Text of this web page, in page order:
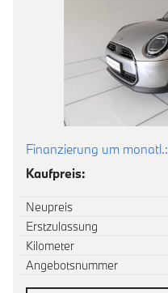
Finanzierung um monatl.:
Kaufpreis:
Neupreis
Erstzulassung
Kilometer
Angebotsnummer